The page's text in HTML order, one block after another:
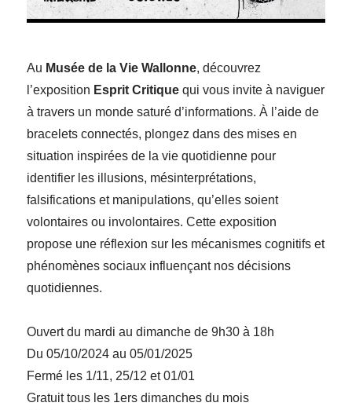
Au Musée de la Vie Wallonne, découvrez
l’exposition Esprit Critique qui vous invite à naviguer
à travers un monde saturé d’informations. À l’aide de
bracelets connectés, plongez dans des mises en
situation inspirées de la vie quotidienne pour
identifier les illusions, mésinterprétations,
falsifications et manipulations, qu’elles soient
volontaires ou involontaires. Cette exposition
propose une réflexion sur les mécanismes cognitifs et
phénomènes sociaux influençant nos décisions
quotidiennes.
Ouvert du mardi au dimanche de 9h30 à 18h
Du 05/10/2024 au 05/01/2025
Fermé les 1/11, 25/12 et 01/01
Gratuit tous les 1ers dimanches du mois